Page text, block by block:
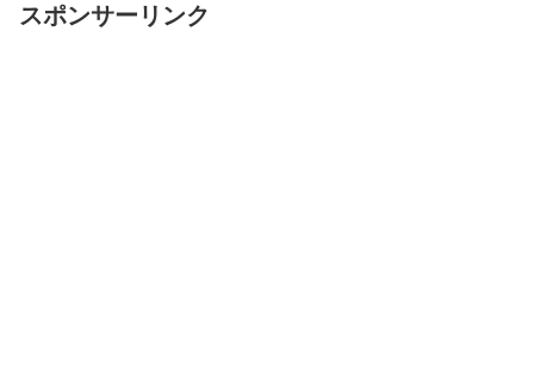
スポンサーリンク